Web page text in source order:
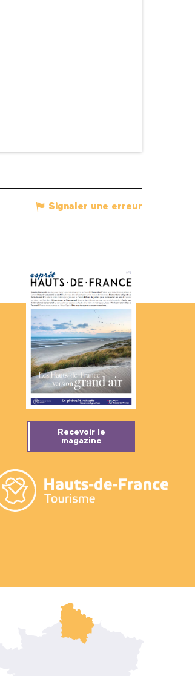
Signaler une erreur
Recevoir le
magazine